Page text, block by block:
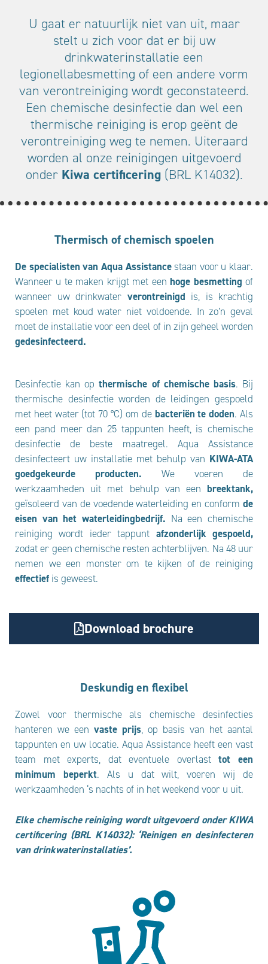
U gaat er natuurlijk niet van uit, maar
stelt u zich voor dat er bij uw
drinkwaterinstallatie een
legionellabesmetting of een andere vorm
van verontreiniging wordt geconstateerd.
Een chemische desinfectie dan wel een
thermische reiniging is erop geënt de
verontreiniging weg te nemen. Uiteraard
worden al onze reinigingen uitgevoerd
onder Kiwa certificering(BRL K14032).
Thermisch of chemisch spoelen
De specialisten van Aqua Assistancestaan voor u klaar.
Wanneer u te maken krijgt met eenhoge besmettingof
wanneer uw drinkwater verontreinigd is, is krachtig
spoelen met koud water niet voldoende. In zo’n geval
moet de installatie voor een deel of in zijn geheel worden
gedesinfecteerd.
Desinfectie kan opthermische of chemische basis. Bij
thermische desinfectie worden de leidingen gespoeld
met heet water (tot 70 °C) om de bacteriën te doden. Als
een pand meer dan 25 tappunten heeft, is chemische
desinfectie de beste maatregel. Aqua Assistance
desinfecteert uw installatie met behulp van KIWA-ATA
goedgekeurde producten. We voeren de
werkzaamheden uit met behulp van een breektank,
geïsoleerd van de voedende waterleiding en conform de
eisen van het waterleidingbedrijf. Na een chemische
reiniging wordt ieder tappunt afzonderlijk gespoeld,
zodat er geen chemische resten achterblijven. Na 48 uur
nemen we een monster om te kijken of de reiniging
effectief is geweest.
Download brochure
Deskundig en flexibel
Zowel voor thermische als chemische desinfecties
hanteren we een vaste prijs, op basis van het aantal
tappunten en uw locatie. Aqua Assistance heeft een vast
team met experts, dat eventuele overlasttot een
minimum beperkt. Als u dat wilt, voeren wij de
werkzaamheden ‘s nachts of in het weekend voor u uit.
Elke chemische reiniging wordt uitgevoerd onder KIWA
certificering (BRL K14032): ‘Reinigen en desinfecteren
van drinkwaterinstallaties’.